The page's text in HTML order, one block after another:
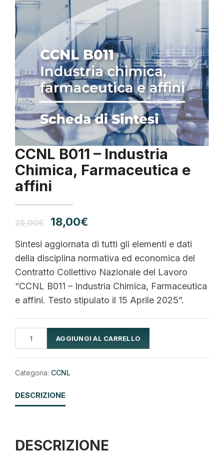
CCNL B011 – Industria
Chimica, Farmaceutica e
affini
25,00€
Il
originale
era:
25,00€.
18,00€
attuale
è:
18,00€.
Sintesi aggiornata di tutti gli elementi e dati
della disciplina normativa ed economica del
Contratto Collettivo Nazionale del Lavoro
“CCNL B011 – Industria Chimica, Farmaceutica
e affini. Testo stipulato il 15 Aprile 2025”.
-
Farmaceutica
quantità
AGGIUNGI AL CARRELLO
Alternative:
Categoria: CCNL
DESCRIZIONE
DESCRIZIONE